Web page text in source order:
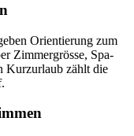
Orientierung zum
Zimmergrösse, Spa-
Kurzurlaub zählt die